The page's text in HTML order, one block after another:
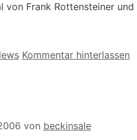
von Frank Rottensteiner
Kommentar hinterlassen
von beckinsale